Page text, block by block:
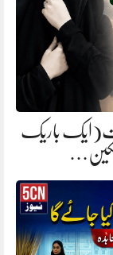
باریک